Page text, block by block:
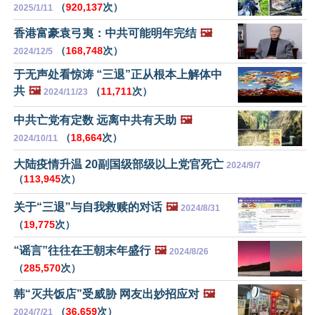
2025/1/11 （920,137次）
香港富豪袁弓夷：中共可能明年完结 🖼️
2024/12/5 （168,748次）
于无声处看惊涛 “三退”正从根本上解体中
共 🖼️ 2024/11/23 （11,711次）
中共亡党有定数 远离中共有天助 🖼️
2024/10/11 （18,664次）
大陆疫情升温 20副国级部级以上党官死亡 2024/9/7
（113,945次）
关于“三退”与自我救赎的对话 🖼️ 2024/8/31
（19,775次）
“谣言”往往在王朝末年盛行 🖼️ 2024/8/26
（285,570次）
韩“灭共饭店”受威胁 网友出妙招应对 🖼️
2024/7/21 （36,659次）